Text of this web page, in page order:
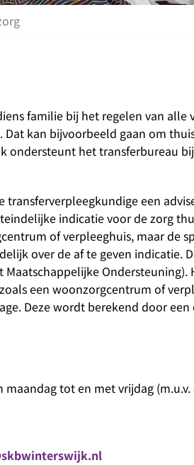
familie bij het regelen van
kan bijvoorbeeld gaan om
ondersteunt het transferbureau
een
indicatie voor de zorg
of verpleeghuis, maar de
over de af te geven indicatie.
Maatschappelijke
een woonzorgcentrum of
Deze wordt berekend door
tot en met vrijdag